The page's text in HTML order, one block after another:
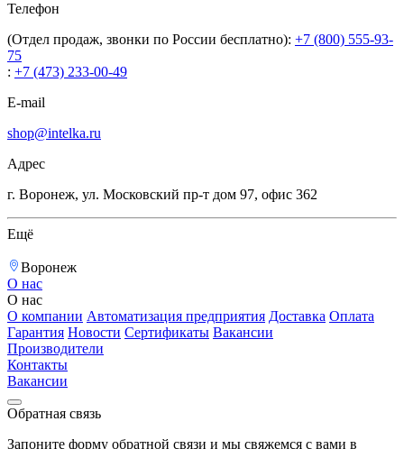
Телефон
(Отдел продаж, звонки по России бесплатно): +7 (800) 555-93-
75
: +7 (473) 233-00-49
E-mail
shop@intelka.ru
Адрес
г. Воронеж, ул. Московский пр-т дом 97, офис 362
Ещё
Воронеж
О нас
О нас
О компании Автоматизация предприятия Доставка Оплата
Гарантия Новости Сертификаты Вакансии
Производители
Контакты
Вакансии
Обратная связь
Запоните форму обратной связи и мы свяжемся с вами в